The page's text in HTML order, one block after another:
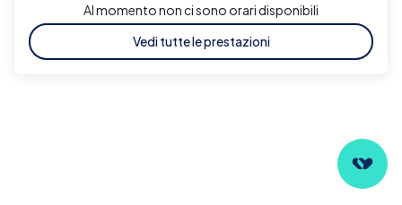
Al momento non ci sono orari disponibili
Vedi tutte le prestazioni